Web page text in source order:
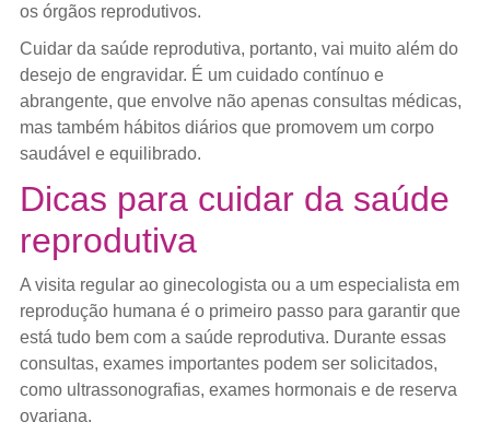
os órgãos reprodutivos.
Cuidar da saúde reprodutiva, portanto, vai muito além do
desejo de engravidar. É um cuidado contínuo e
abrangente, que envolve não apenas consultas médicas,
mas também hábitos diários que promovem um corpo
saudável e equilibrado.
Dicas para cuidar da saúde
reprodutiva
A visita regular ao ginecologista ou a um especialista em
reprodução humana é o primeiro passo para garantir que
está tudo bem com a saúde reprodutiva. Durante essas
consultas, exames importantes podem ser solicitados,
como ultrassonografias, exames hormonais e de reserva
ovariana.